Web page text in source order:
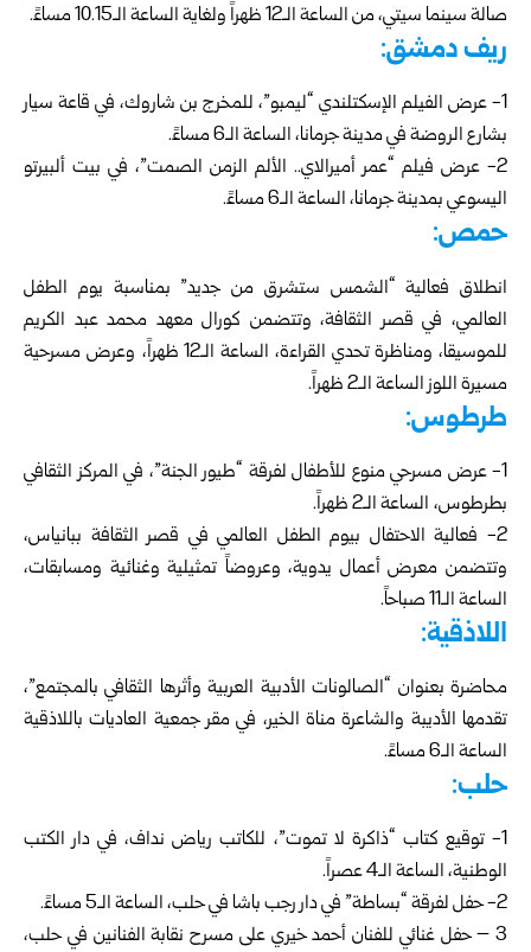
صالة سينما سيتي، من الساعة الـ12 ظهراً ولغاية الساعة الـ10.15 مساءً.
ريف دمشق:
1- عرض الفيلم الإسكتلندي “ليمبو”، للمخرج بن شاروك، في قاعة سيار
بشارع الروضة في مدينة جرمانا، الساعة الـ6 مساءً.
2- عرض فيلم “عمر أميرالاي.. الألم الزمن الصمت”، في بيت ألبيرتو
اليسوعي بمدينة جرمانا، الساعة الـ6 مساءً.
حمص:
انطلاق فعالية “الشمس ستشرق من جديد” بمناسبة يوم الطفل
العالمي، في قصر الثقافة، وتتضمن كورال معهد محمد عبد الكريم
للموسيقا، ومناظرة تحدي القراءة، الساعة الـ12 ظهراً، وعرض مسرحية
مسيرة اللوز الساعة الـ2 ظهراً.
طرطوس:
1- عرض مسرحي منوع للأطفال لفرقة “طيور الجنة”، في المركز الثقافي
بطرطوس، الساعة الـ2 ظهراً.
2- فعالية الاحتفال بيوم الطفل العالمي في قصر الثقافة ببانياس،
وتتضمن معرض أعمال يدوية، وعروضاً تمثيلية وغنائية ومسابقات،
الساعة الـ11 صباحاً.
اللاذقية:
محاضرة بعنوان “الصالونات الأدبية العربية وأثرها الثقافي بالمجتمع”،
تقدمها الأديبة والشاعرة مناة الخير، في مقر جمعية العاديات باللاذقية
الساعة الـ6 مساءً.
حلب:
1- توقيع كتاب “ذاكرة لا تموت”، للكاتب رياض نداف، في دار الكتب
الوطنية، الساعة الـ4 عصراً.
2- حفل لفرقة “بساطة” في دار رجب باشا في حلب، الساعة الـ5 مساءً.
3 – حفل غنائي للفنان أحمد خيري على مسرح نقابة الفنانين في حلب،